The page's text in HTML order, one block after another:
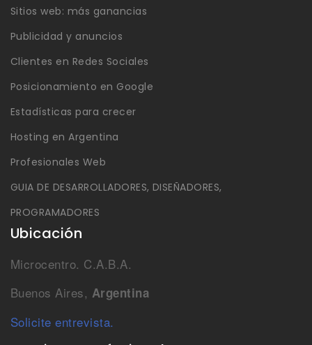
Sitios web: más ganancias
Publicidad y anuncios
Clientes en Redes Sociales
Posicionamiento en Google
Estadísticas para crecer
Hosting en Argentina
Profesionales Web
GUIA DE DESARROLLADORES, DISEÑADORES,
PROGRAMADORES
Ubicación
Microcentro. C.A.B.A.
Buenos Aires, Argentina
Solicite entrevista.